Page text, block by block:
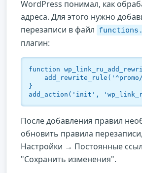
WordPress понимал, как
адреса. Для этого нужно
перезаписи в файл
плагин:
function
}
add_action('init',
После добавления правил
обновить правила
Настройки → Постоянные
"Сохранить изменения".